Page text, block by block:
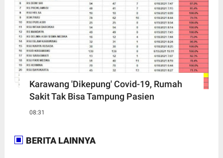
Karawang 'Dikepung' Covid-19, Rumah
Sakit Tak Bisa Tampung Pasien
08:31
BERITA LAINNYA